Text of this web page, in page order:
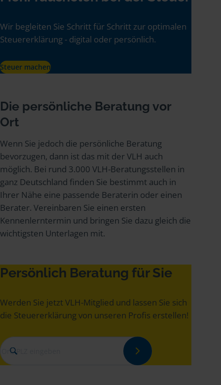
Wir begleiten Sie Schritt für Schritt zur optimalen
Steuererklärung - digital oder persönlich.
Steuer machen
Die persönliche Beratung vor
Ort
Wenn Sie jedoch die persönliche Beratung
bevorzugen, dann ist das mit der VLH auch
möglich. Bei rund 3.000 VLH-Beratungsstellen in
ganz Deutschland finden Sie bestimmt auch in
Ihrer Nähe eine passende Beraterin oder einen
Berater. Vereinbaren Sie einen ersten
Kennenlerntermin und bringen Sie dazu gleich die
wichtigsten Unterlagen mit.
Persönlich Beratung für Sie
Werden Sie jetzt VLH-Mitglied und lassen Sie sich
die Steuererklärung von unseren Profis erstellen!